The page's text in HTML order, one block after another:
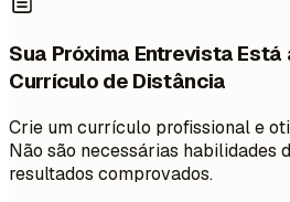
Sua Próxima Entrevista Está
Currículo de Distância
Crie um currículo profissional e
Não são necessárias habilidades
resultados comprovados.